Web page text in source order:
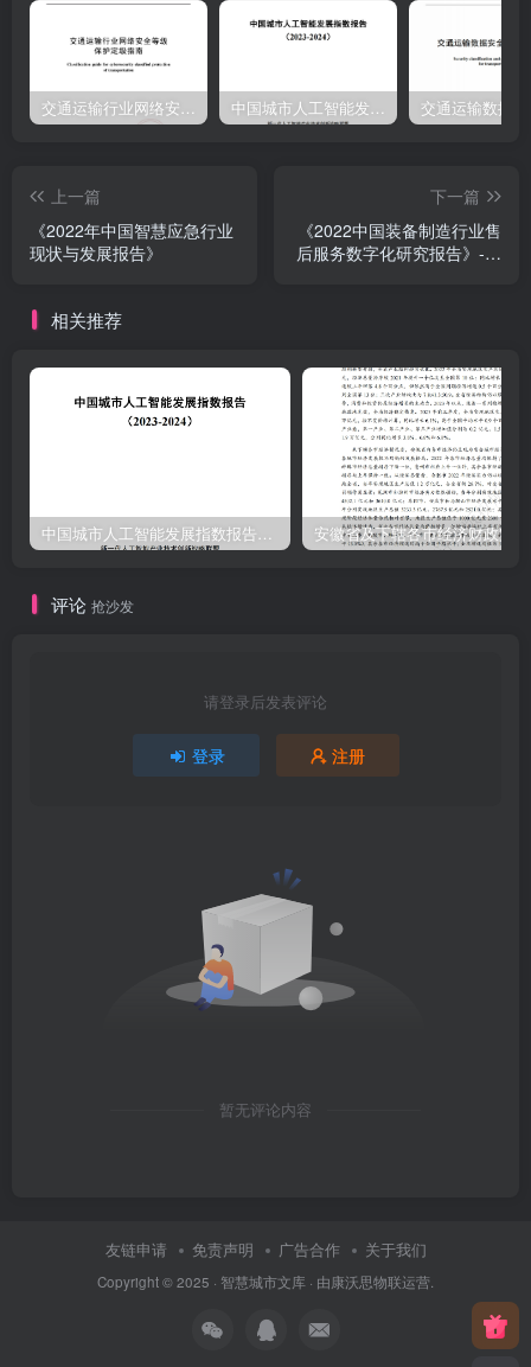
交通运输行业网络安全等级保护定级指南（JTT-904—2023）2023 中国城市人工智能发展指数报告（2023-2024）
上一篇
《2022年中国智慧应急行业
现状与发展报告》
下一篇
《2022中国装备制造行业售
后服务数字化研究报告》-亿
相关推荐
中国城市人工智能发展指数报告（2023-2024）
评论 抢沙发
请登录后发表评论
登录 注册
暂无评论内容
友链申请 免责声明 广告合作 关于我们
Copyright © 2025 · 智慧城市文库 · 由康沃思物联运营.